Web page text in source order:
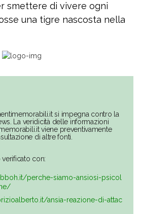
smettere di vivere ogni
una tigre nascosta nella
si impegna contro la
La veridicità delle informazioni
viene preventivamente
di altre fonti.
con:
perche-siamo-ansiosi-psicol
ansia-reazione-di-attac